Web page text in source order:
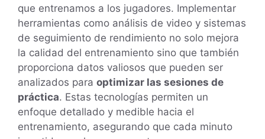
que entrenamos a los jugadores. Implementar
herramientas como análisis de video y sistemas
de seguimiento de rendimiento no solo mejora
la calidad del entrenamiento sino que también
proporciona datos valiosos que pueden ser
analizados para optimizar las sesiones de
práctica. Estas tecnologías permiten un
enfoque detallado y medible hacia el
entrenamiento, asegurando que cada minuto